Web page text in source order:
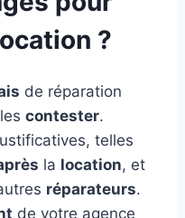
?
de réparation
contester.
telles
la location, et
réparateurs.
de votre agence